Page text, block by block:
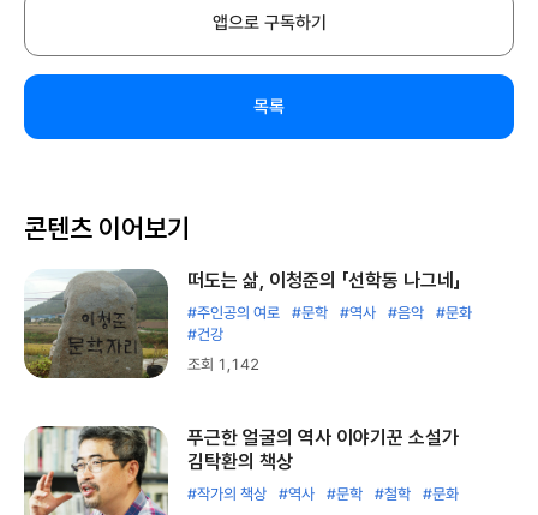
앱으로 구독하기
목록
콘텐츠 이어보기
떠도는 삶, 이청준의 「선학동 나그네」
#주인공의 여로 #문학 #역사 #음악
#문화
#건강
조회 1,142
푸근한 얼굴의 역사 이야기꾼 소설가
김탁환의 책상
#작가의 책상 #역사 #문학 #철학
#문화